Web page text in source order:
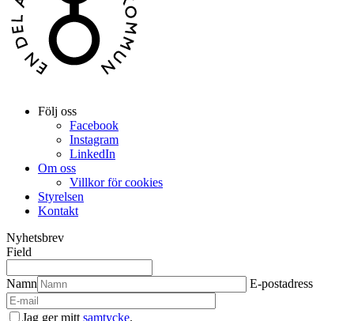
Följ oss
Facebook
Instagram
LinkedIn
Om oss
Villkor för cookies
Styrelsen
Kontakt
Nyhetsbrev
Field
Namn E-postadress
Jag ger mitt samtycke.